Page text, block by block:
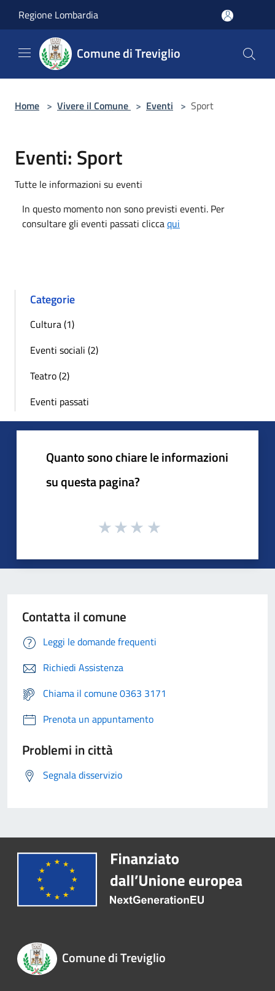
Regione Lombardia
Comune di Treviglio
Home > Vivere il Comune > Eventi > Sport
Eventi: Sport
Tutte le informazioni su eventi
In questo momento non sono previsti eventi. Per
consultare gli eventi passati cliccaqui
Categorie
Cultura (1)
Eventi sociali (2)
Teatro (2)
Eventi passati
Quanto sono chiare le informazioni
su questa pagina?
Contatta il comune
Leggi le domande frequenti
Richiedi Assistenza
Chiama il comune 0363 3171
Prenota un appuntamento
Problemi in città
Segnala disservizio
Comune di Treviglio